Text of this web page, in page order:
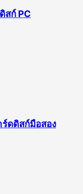
สก์ PC
ดดิสก์มือสอง